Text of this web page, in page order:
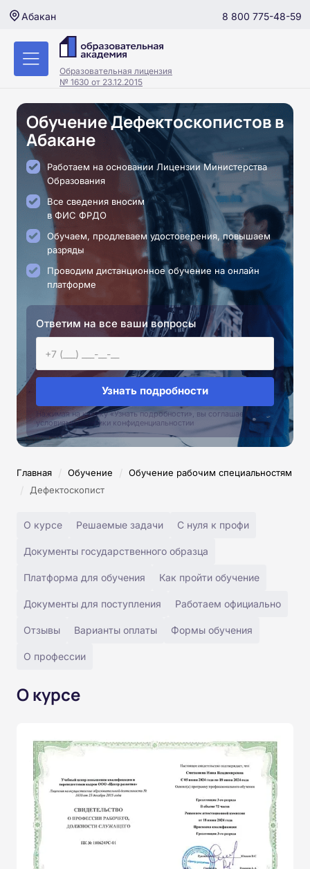
Абакан 8 800 775-48-59
Образовательная лицензия
№ 1630 от 23.12.2015
Обучение Дефектоскопистов в
Абакане
Работаем на основании Лицензии Министерства
Образования
Все сведения вносим
в ФИС ФРДО
Обучаем, продлеваем удостоверения, повышаем
разряды
Проводим дистанционное обучение на онлайн
платформе
Ответим на все ваши вопросы
Узнать подробности
Нажимая на кнопку «Узнать подробности», вы соглашаетесь с
условиями политики конфиденциальностии
Главная / Обучение / Обучение рабочим специальностям
/ Дефектоскопист
О курсе Решаемые задачи С нуля к профи
Документы государственного образца
Платформа для обучения Как пройти обучение
Документы для поступления Работаем официально
Отзывы Варианты оплаты Формы обучения
О профессии
О курсе